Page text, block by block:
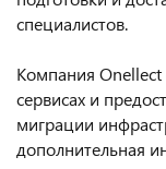
специалистов.
Компания Onellect
сервисах и
миграции
дополнительная